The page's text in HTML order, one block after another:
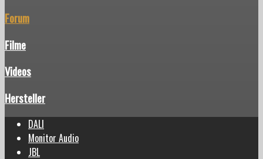
Forum
Filme
Videos
Hersteller
DALI
Monitor Audio
JBL